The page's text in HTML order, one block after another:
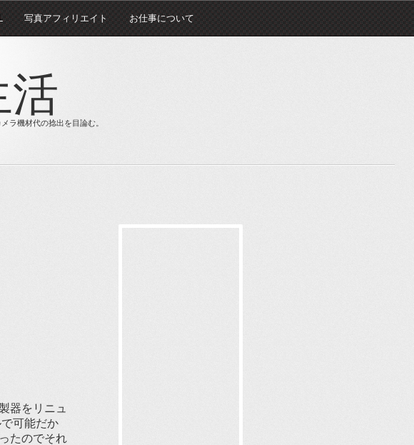
写真アフィリエイト お仕事について
活
ラ機材代の捻出を目論む。
器をリニュ
可能だか
たのでそれ